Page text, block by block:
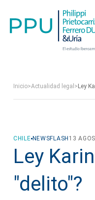
Inicio>Actualidad legal > Ley
CHILE NEWSFLASH 13
Ley
"delito"?